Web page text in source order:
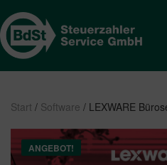
Start / Software / LEXWARE
ANGEBOT!